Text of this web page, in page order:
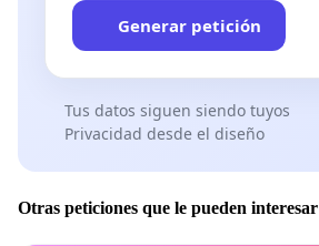
Generar petición
Tus datos siguen siendo tuyos
Privacidad desde el diseño
Otras peticiones que le pueden interesar